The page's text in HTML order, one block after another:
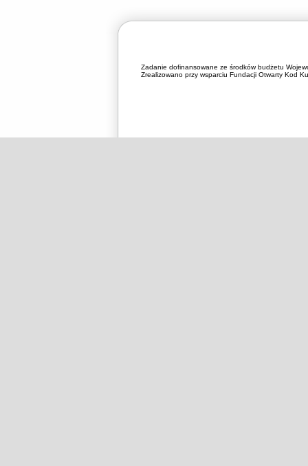
Zadanie dofinansowane ze środków budżetu
Zrealizowano przy wsparciu Fundacji Otwarty Kod